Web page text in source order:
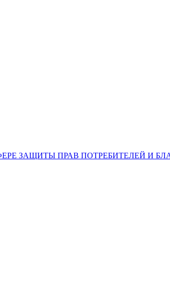
ЗАЩИТЫ ПРАВ ПОТРЕБИТЕЛЕЙ И